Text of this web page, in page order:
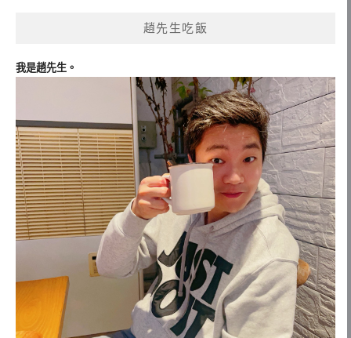
趙先生吃飯
我是趙先生。